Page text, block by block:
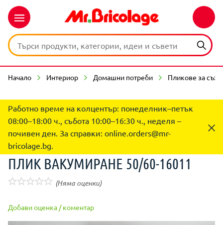
Начало Интериор Домашни потреби Пликове за
Работно време на колцентър: понеделник–петък
08:00–18:00 ч., събота 10:00–16:30 ч., неделя –
почивен ден. За справки: online.orders@mr-
bricolage.bg.
ПЛИК ВАКУМИРАНЕ 50/60-16011
(Няма оценки)
Добави оценка / коментар